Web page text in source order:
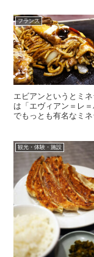
フランス
エビアンというとミ
は「エヴィアン＝レ
でもっとも有名なミ
観光・体験・施設